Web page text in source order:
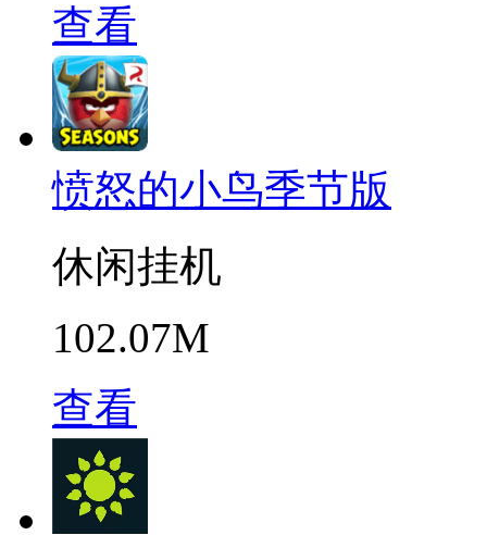
查看
愤怒的小鸟季节版
休闲挂机
102.07M
查看